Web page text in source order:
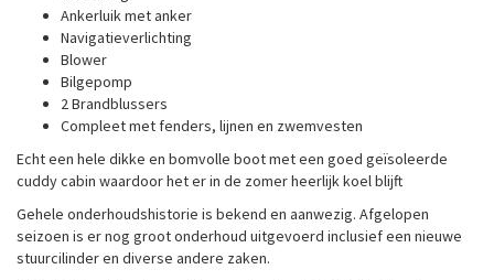
Ankerluik met anker
Navigatieverlichting
Blower
Bilgepomp
2 Brandblussers
Compleet met fenders, lijnen en zwemvesten
Echt een hele dikke en bomvolle boot met een goed geïsoleerde
cuddy cabin waardoor het er in de zomer heerlijk koel blijft
Gehele onderhoudshistorie is bekend en aanwezig. Afgelopen
seizoen is er nog groot onderhoud uitgevoerd inclusief een nieuwe
stuurcilinder en diverse andere zaken.